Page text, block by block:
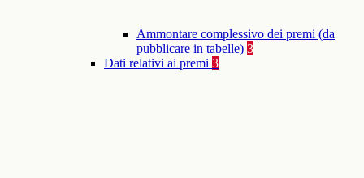
Ammontare complessivo dei premi (da
pubblicare in tabelle) 3
Dati relativi ai premi 3